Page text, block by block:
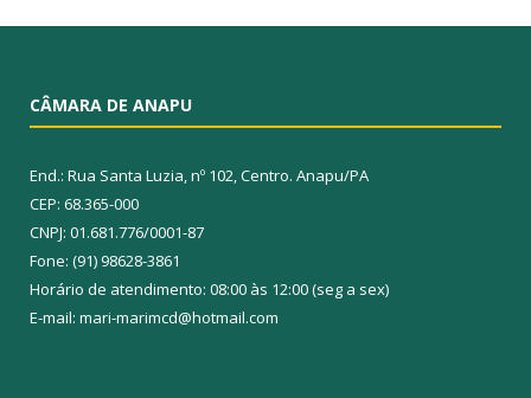
CÂMARA DE ANAPU
End.: Rua Santa Luzia, nº 102, Centro. Anapu/PA
CEP: 68.365-000
CNPJ: 01.681.776/0001-87
Fone: (91) 98628-3861
Horário de atendimento: 08:00 às 12:00 (seg a sex)
E-mail: mari-marimcd@hotmail.com